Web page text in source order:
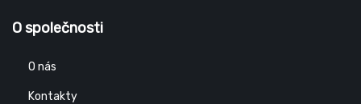
O společnosti
O nás
Kontakty